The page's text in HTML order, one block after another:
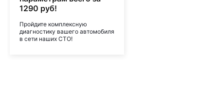
1290 руб!
Пройдите комплексную
диагностику вашего автомобиля
в сети наших СТО!